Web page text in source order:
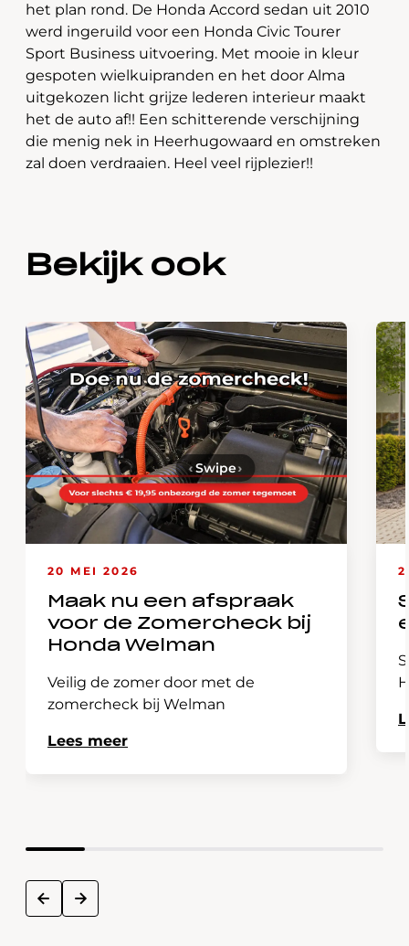
het plan rond. De Honda Accord sedan uit 2010
werd ingeruild voor een Honda Civic Tourer
Sport Business uitvoering. Met mooie in kleur
gespoten wielkuipranden en het door Alma
uitgekozen licht grijze lederen interieur maakt
het de auto af!! Een schitterende verschijning
die menig nek in Heerhugowaard en omstreken
zal doen verdraaien. Heel veel rijplezier!!
Bekijk ook
20 MEI 2026
Maak nu een afspraak
voor de Zomercheck bij
Honda Welman
Veilig de zomer door met de
zomercheck bij Welman
Lees meer
prev next
‹Swipe›